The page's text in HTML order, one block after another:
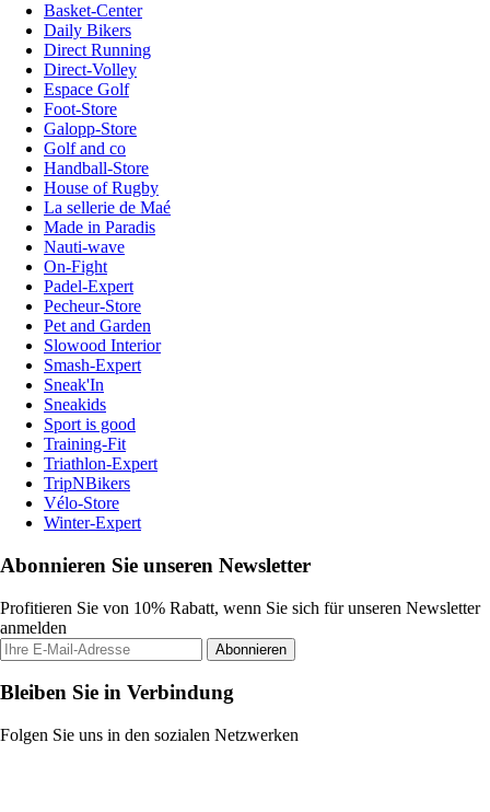
Basket-Center
Daily Bikers
Direct Running
Direct-Volley
Espace Golf
Foot-Store
Galopp-Store
Golf and co
Handball-Store
House of Rugby
La sellerie de Maé
Made in Paradis
Nauti-wave
On-Fight
Padel-Expert
Pecheur-Store
Pet and Garden
Slowood Interior
Smash-Expert
Sneak'In
Sneakids
Sport is good
Training-Fit
Triathlon-Expert
TripNBikers
Vélo-Store
Winter-Expert
Abonnieren Sie unseren Newsletter
Profitieren Sie von 10% Rabatt, wenn Sie sich für unseren Newsletter
anmelden
Abonnieren
Bleiben Sie in Verbindung
Folgen Sie uns in den sozialen Netzwerken